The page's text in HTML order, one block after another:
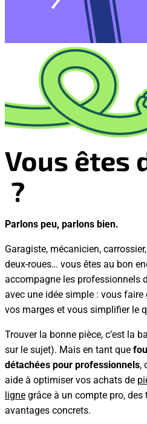
Vous êtes
?
Parlons peu, parlons bien.
Garagiste, mécanicien,
deux-roues… vous êtes au bon
accompagne les professionnels
avec une idée simple : vous
vos marges et vous simplifier le
Trouver la bonne pièce, c’est la
sur le sujet). Mais en tant que
détachées pour professionnels,
aide à optimiser vos achats de
lignegrâce à un compte pro,
avantages concrets.